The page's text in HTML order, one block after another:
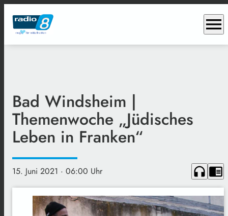
menu
Bad Windsheim |
Themenwoche „Jüdisches
Leben in Franken“
15. Juni 2021 · 06:00 Uhr headphones chrome_reader_mode